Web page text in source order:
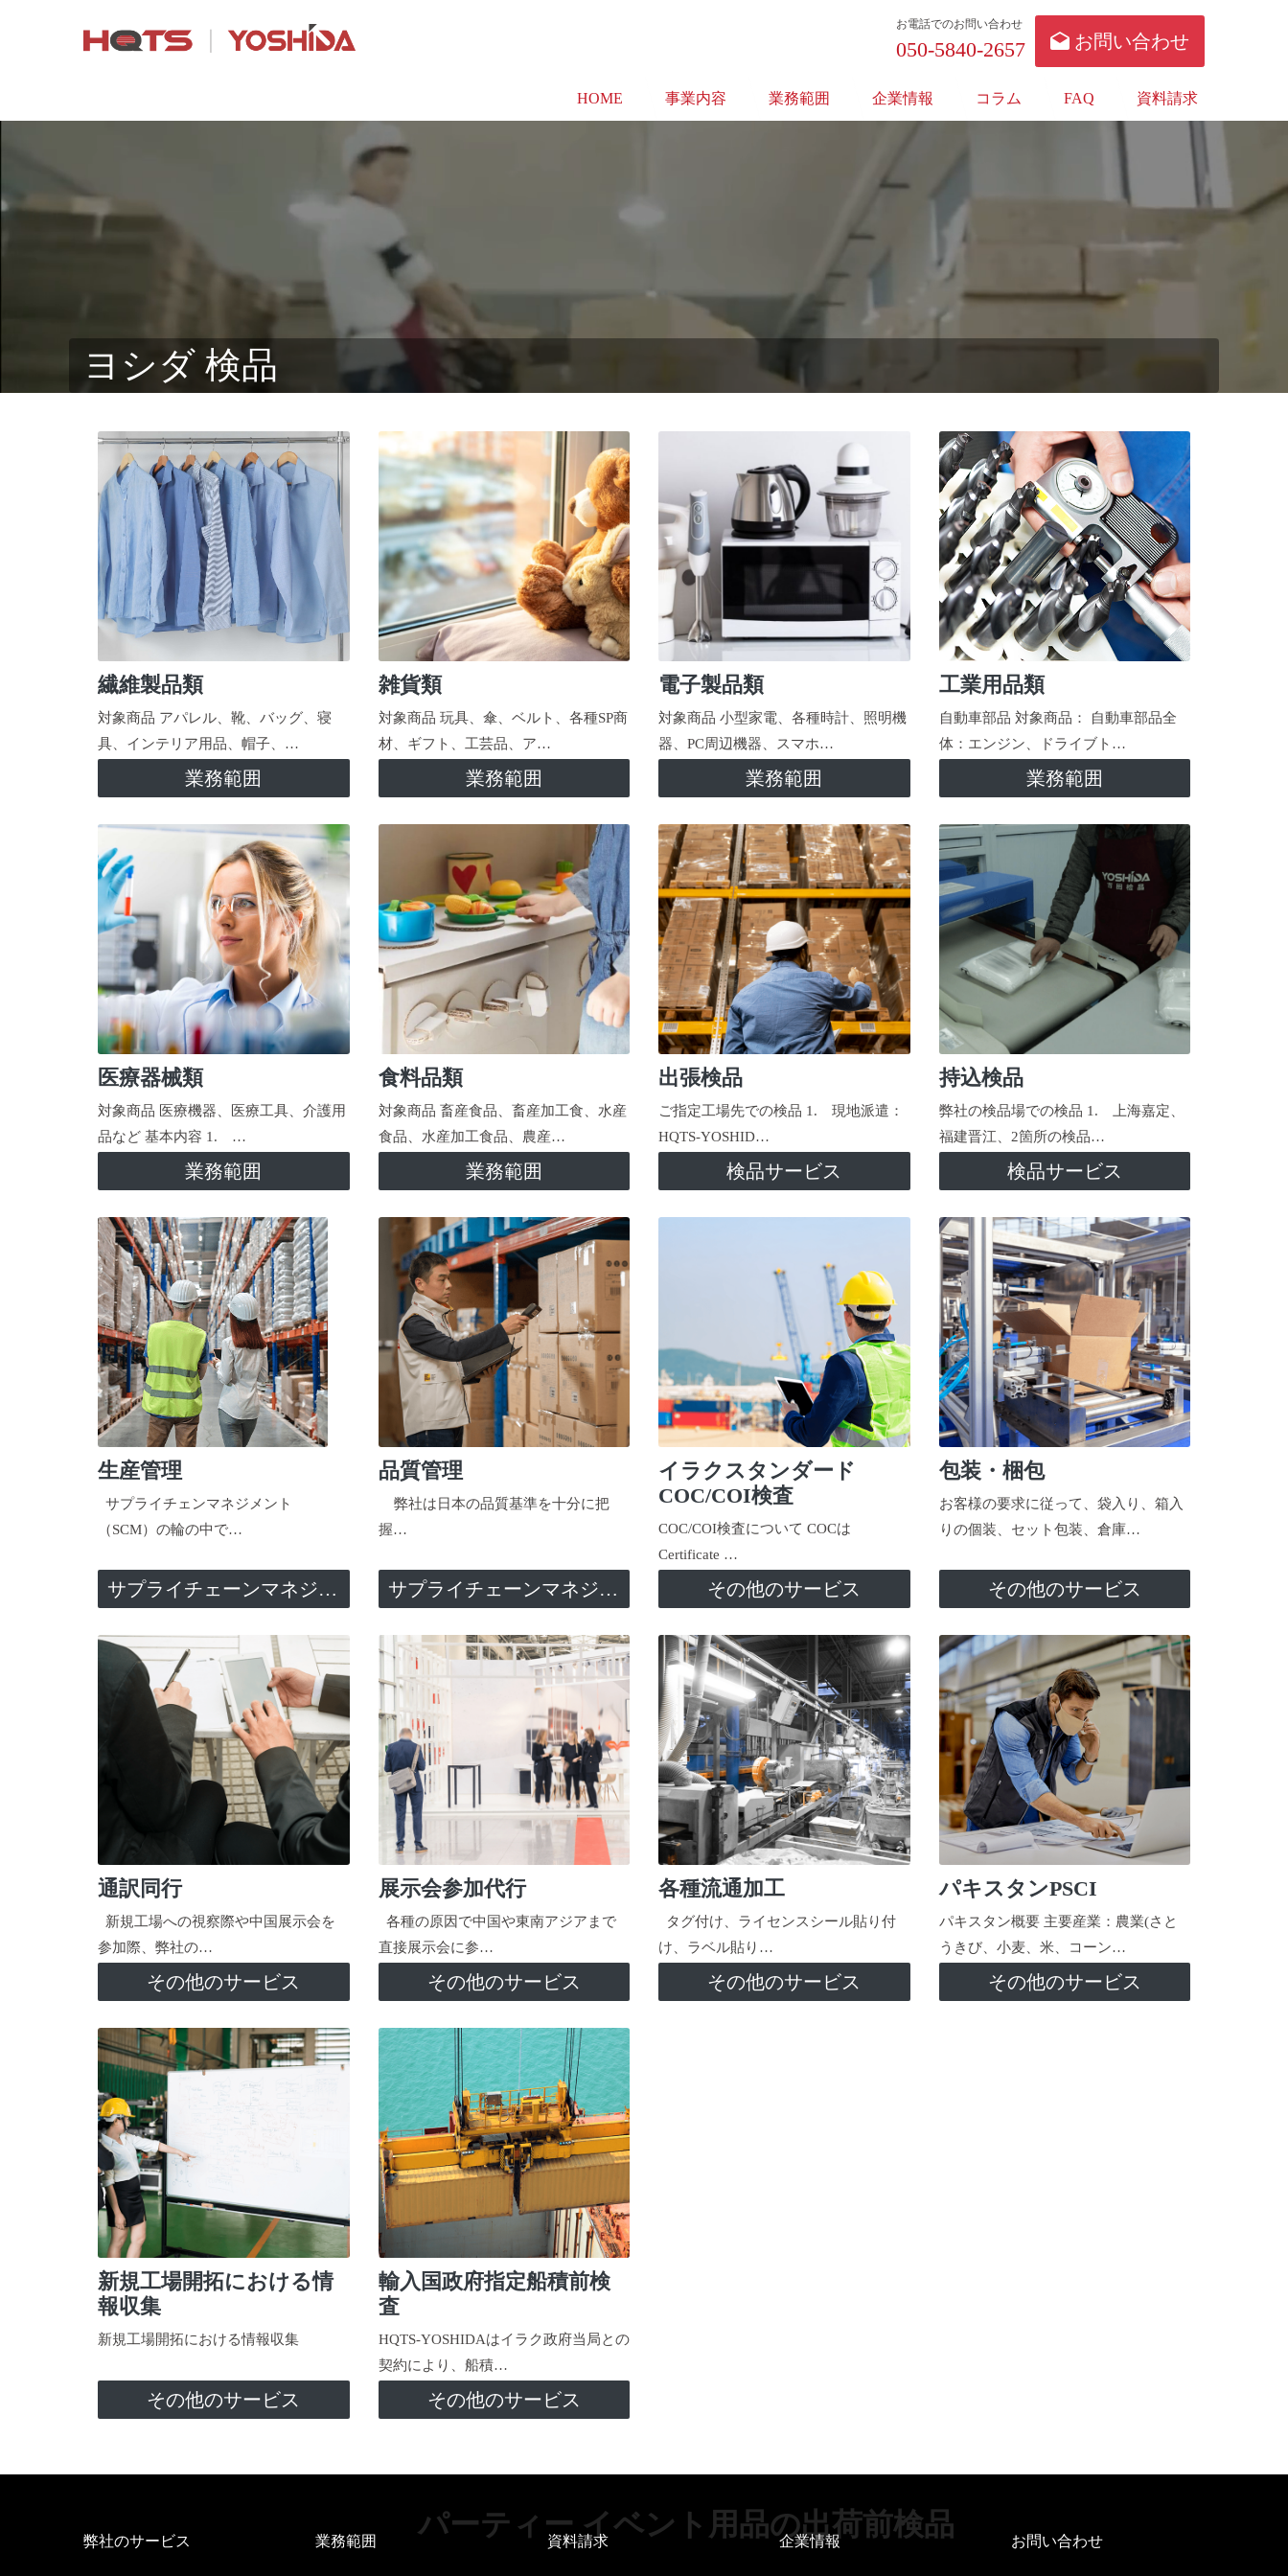
お電話でのお問い合わせ
050-5840-2657 お問い合わせ
HOME 事業内容 業務範囲 企業情報 コラム FAQ 資料請求
ヨシダ 検品
繊維製品類
対象商品 アパレル、靴、バッグ、寝
具、インテリア用品、帽子、…
業務範囲
雑貨類
対象商品 玩具、傘、ベルト、各種SP商
材、ギフト、工芸品、ア…
業務範囲
電子製品類
対象商品 小型家電、各種時計、照明機
器、PC周辺機器、スマホ…
業務範囲
工業用品類
自動車部品 対象商品： 自動車部品全
体：エンジン、ドライブト…
業務範囲
医療器械類
対象商品 医療機器、医療工具、介護用
品など 基本内容 1. …
業務範囲
食料品類
対象商品 畜産食品、畜産加工食、水産
食品、水産加工食品、農産…
業務範囲
出張検品
ご指定工場先での検品 1. 現地派遣：
HQTS-YOSHID…
検品サービス
持込検品
弊社の検品場での検品 1. 上海嘉定、
福建晋江、2箇所の検品…
検品サービス
生産管理
サプライチェンマネジメント
（SCM）の輪の中で…
サプライチェーンマネジメント
品質管理
弊社は日本の品質基準を十分に把
握…
サプライチェーンマネジメント
イラクスタンダード
COC/COI検査
COC/COI検査について COCは
Certificate …
その他のサービス
包装・梱包
お客様の要求に従って、袋入り、箱入
りの個装、セット包装、倉庫…
その他のサービス
通訳同行
新規工場への視察際や中国展示会を
参加際、弊社の…
その他のサービス
展示会参加代行
各種の原因で中国や東南アジアまで
直接展示会に参…
その他のサービス
各種流通加工
タグ付け、ライセンスシール貼り付
け、ラベル貼り…
その他のサービス
パキスタンPSCI
パキスタン概要 主要産業：農業(さと
うきび、小麦、米、コーン…
その他のサービス
新規工場開拓における情
報収集
新規工場開拓における情報収集
その他のサービス
輸入国政府指定船積前検
査
HQTS-YOSHIDAはイラク政府当局との
契約により、船積…
その他のサービス
パーティー イベント用品の出荷前検品
弊社のサービス 業務範囲 資料請求 企業情報 お問い合わせ